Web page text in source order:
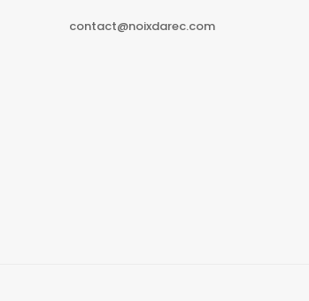
contact@noixdarec.com